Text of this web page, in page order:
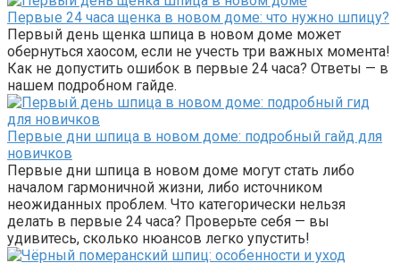
Первые 24 часа щенка в новом доме: что нужно шпицу?
Первый день щенка шпица в новом доме может
обернуться хаосом, если не учесть три важных момента!
Как не допустить ошибок в первые 24 часа? Ответы — в
нашем подробном гайде.
Первые дни шпица в новом доме: подробный гайд для
новичков
Первые дни шпица в новом доме могут стать либо
началом гармоничной жизни, либо источником
неожиданных проблем. Что категорически нельзя
делать в первые 24 часа? Проверьте себя — вы
удивитесь, сколько нюансов легко упустить!